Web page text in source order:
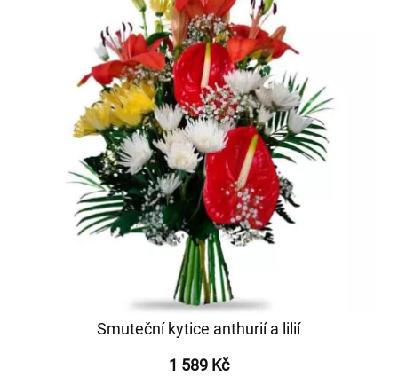
Smuteční kytice anthurií a lilií
1 589 Kč